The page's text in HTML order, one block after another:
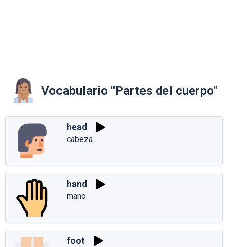
Vocabulario "Partes del cuerpo"
head
cabeza
hand
mano
foot